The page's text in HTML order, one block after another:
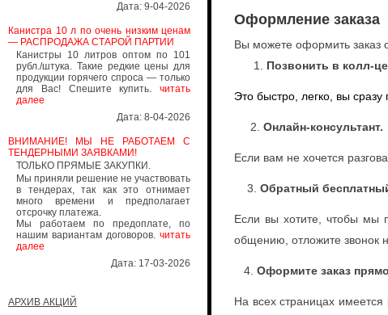
Дата: 9-04-2026
Канистра 10 л по очень низким ценам
— РАСПРОДАЖА СТАРОЙ ПАРТИИ
Канистры 10 литров оптом по 101
рубл./штука. Такие редкие цены для
продукции горячего спроса — только
для Вас! Спешите купить. читать
далее
Дата: 8-04-2026
ВНИМАНИЕ! МЫ НЕ РАБОТАЕМ С
ТЕНДЕРНЫМИ ЗАЯВКАМИ!
ТОЛЬКО ПРЯМЫЕ ЗАКУПКИ.
Мы приняли решение не участвовать
в тендерах, так как это отнимает
много времени и предполагает
отсрочку платежа.
Мы работаем по предоплате, по
нашим вариантам договоров. читать
далее
Дата: 17-03-2026
АРХИВ АКЦИЙ
Оформление заказа
Вы можете оформить заказ
1. Позвонить в колл-
Это быстро, легко, вы
2. Онлайн-консультант.
Если вам не хочется
3. Обратный
Если вы хотите, чтобы мы
общению, отложите звонок
4. Оформите заказ
На всех страницах